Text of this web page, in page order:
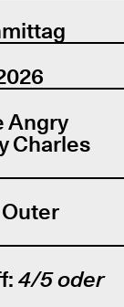
Angry
Charles
Outer
4/5 oder